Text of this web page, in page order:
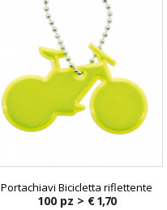
Portachiavi Bicicletta riflettente
100 pz > € 1,70